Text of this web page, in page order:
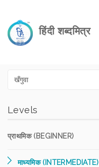
हिंदी शब्दमित्र
Levels
प्राथमिक (BEGINNER)
माध्यमिक (INTERMEDIATE)